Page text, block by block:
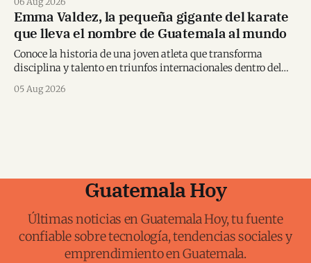
Emma Valdez, la pequeña gigante del karate
que lleva el nombre de Guatemala al mundo
Conoce la historia de una joven atleta que transforma
disciplina y talento en triunfos internacionales dentro del
05 Aug 2026
Guatemala Hoy
Últimas noticias en Guatemala Hoy, tu fuente
confiable sobre tecnología, tendencias sociales y
emprendimiento en Guatemala.